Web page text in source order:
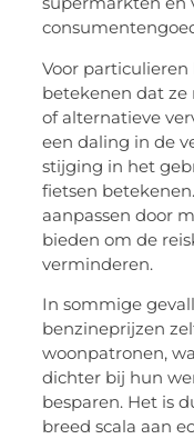
Voor
betekenen dat
of alternatieve
een daling in de
stijging in het
fietsen
aanpassen door
bieden om de
verminderen.
In sommige
benzineprijzen
woonpatronen,
dichter bij hun
besparen. Het is
breed scala aan